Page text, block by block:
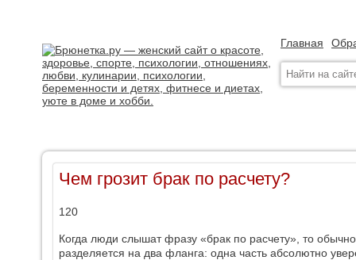
Главная
Чем грозит брак по расчету?
120
Когда люди слышат фразу «брак по расчету», то
разделяется на два фланга: одна часть абсолютно